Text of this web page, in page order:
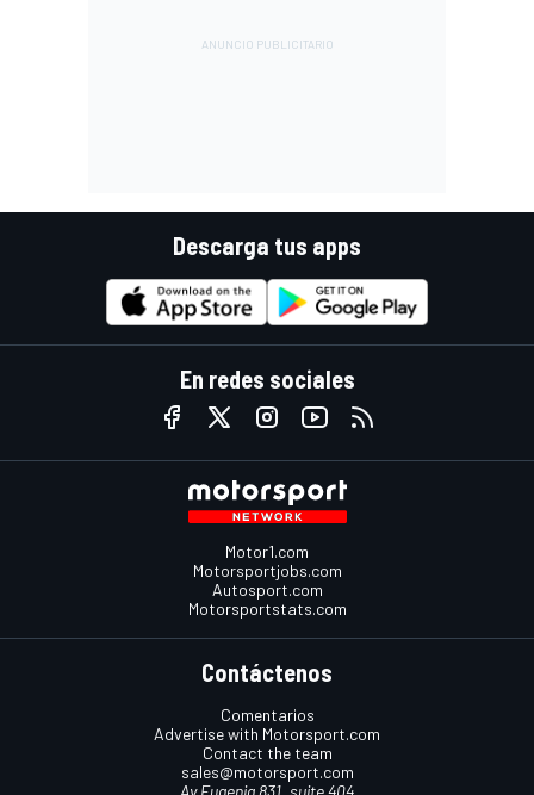
Descarga tus apps
En redes sociales
Motor1.com
Motorsportjobs.com
Autosport.com
Motorsportstats.com
Contáctenos
Comentarios
Advertise with Motorsport.com
Contact the team
sales@motorsport.com